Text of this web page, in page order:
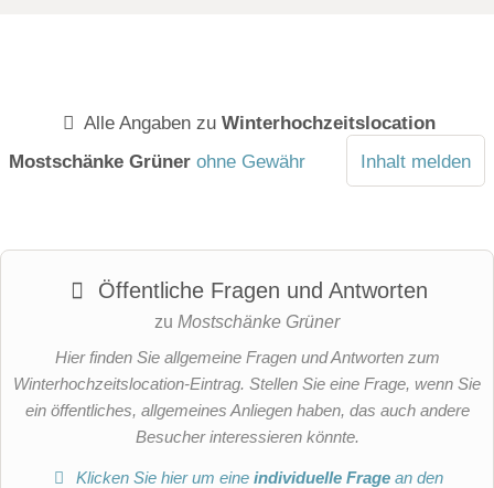
Alle Angaben zu Winterhochzeitslocation
Mostschänke Grüner ohne Gewähr Inhalt melden
Öffentliche Fragen und Antworten
zu Mostschänke Grüner
Hier finden Sie allgemeine Fragen und Antworten zum
Winterhochzeitslocation-Eintrag. Stellen Sie eine Frage, wenn Sie
ein öffentliches, allgemeines Anliegen haben, das auch andere
Besucher interessieren könnte.
Klicken Sie hier um eineindividuelle Frage an den